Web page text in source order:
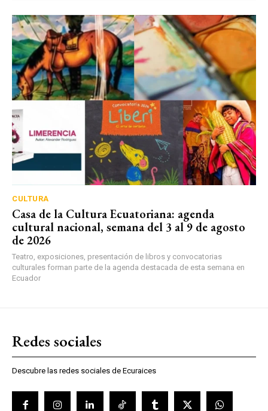
CULTURA
Casa de la Cultura Ecuatoriana: agenda
cultural nacional, semana del 3 al 9 de agosto
de 2026
Teatro, exposiciones, presentación de libros y convocatorias
culturales forman parte de la agenda destacada de esta semana en
Ecuador
Redes sociales
Descubre las redes sociales de Ecuraices